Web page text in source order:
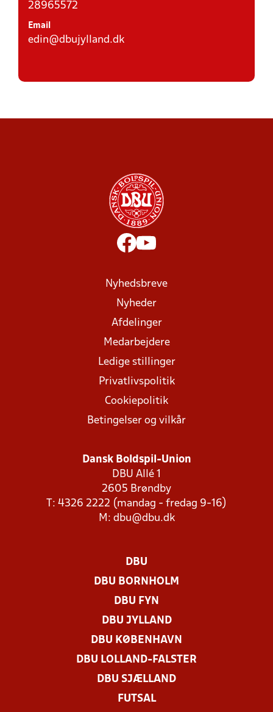
28965572
Email
edin@dbujylland.dk
Nyhedsbreve
Nyheder
Afdelinger
Medarbejdere
Ledige stillinger
Privatlivspolitik
Cookiepolitik
Betingelser og vilkår
Dansk Boldspil-Union
DBU Allé 1
2605 Brøndby
T: 4326 2222 (mandag - fredag 9-16)
M: dbu@dbu.dk
DBU
DBU BORNHOLM
DBU FYN
DBU JYLLAND
DBU KØBENHAVN
DBU LOLLAND-FALSTER
DBU SJÆLLAND
FUTSAL